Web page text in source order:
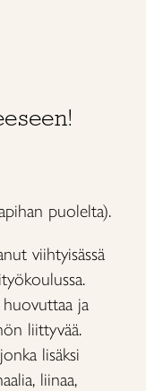
puolelta).
viihtyisässä
ja
liittyvää.
lisäksi
liinaa,